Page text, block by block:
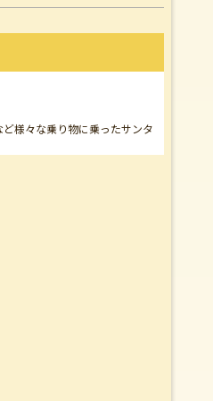
様々な乗り物に乗ったサンタ